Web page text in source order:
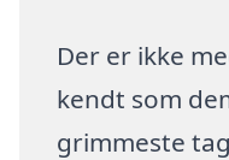
Der er ikke
kendt som
grimmeste